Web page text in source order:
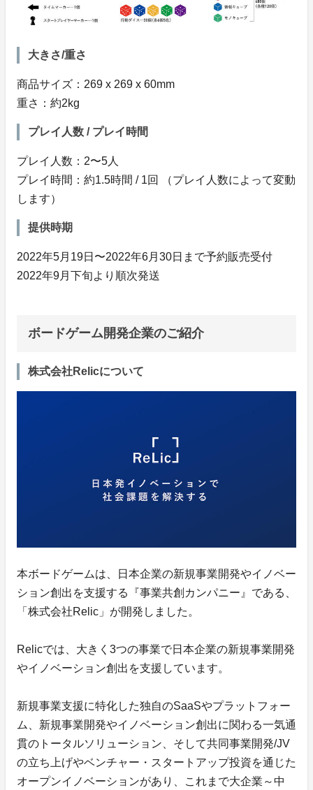
大きさ/重さ
商品サイズ：269 x 269 x 60mm
重さ：約2kg
プレイ人数 / プレイ時間
プレイ人数：2〜5人
プレイ時間：約1.5時間 / 1回 （プレイ人数によって変動
します）
提供時期
2022年5月19日〜2022年6月30日まで予約販売受付
2022年9月下旬より順次発送
ボードゲーム開発企業のご紹介
株式会社Relicについて
本ボードゲームは、日本企業の新規事業開発やイノベー
ション創出を支援する『事業共創カンパニー』である、
「株式会社Relic」が開発しました。
Relicでは、大きく3つの事業で日本企業の新規事業開発
やイノベーション創出を支援しています。
新規事業支援に特化した独自のSaaSやプラットフォー
ム、新規事業開発やイノベーション創出に関わる一気通
貫のトータルソリューション、そして共同事業開発/JV
の立ち上げやベンチャー・スタートアップ投資を通じた
オープンイノベーションがあり、これまで大企業～中